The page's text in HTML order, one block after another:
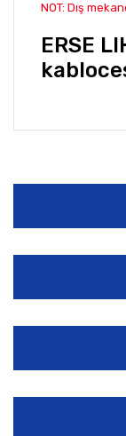
NOT: Dış
ERSE
Bu ürünün
Görüş ve
Ürün
Ürün
Ürün
Ürün
Bu ürüne